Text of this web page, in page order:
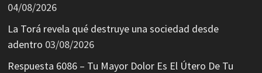
04/08/2026
La Torá revela qué destruye una sociedad desde
adentro 03/08/2026
Respuesta 6086 – Tu Mayor Dolor Es El Útero De Tu